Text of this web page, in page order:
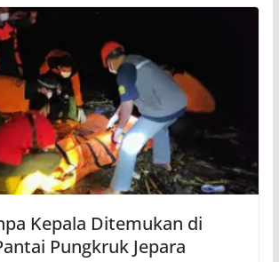
Kepala Ditemukan di
Pungkruk Jepara